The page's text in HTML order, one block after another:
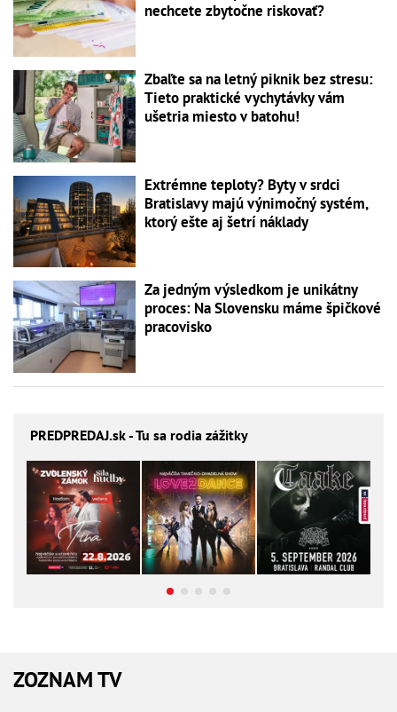
nechcete zbytočne riskovať?
Zbaľte sa na letný piknik bez stresu:
Tieto praktické vychytávky vám
ušetria miesto v batohu!
Extrémne teploty? Byty v srdci
Bratislavy majú výnimočný systém,
ktorý ešte aj šetrí náklady
Za jedným výsledkom je unikátny
proces: Na Slovensku máme špičkové
pracovisko
PREDPREDAJ.sk - Tu sa rodia zážitky
ZOZNAM TV